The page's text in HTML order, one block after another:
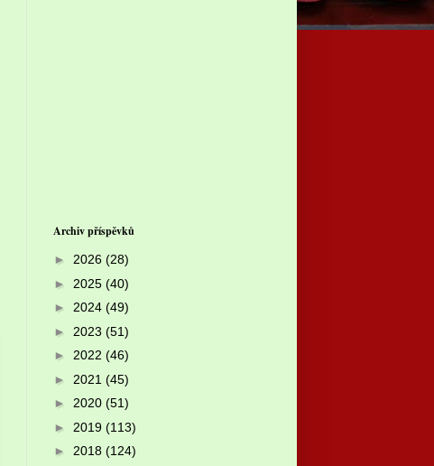
Archiv příspěvků
► 2026 (28)
► 2025 (40)
► 2024 (49)
► 2023 (51)
► 2022 (46)
► 2021 (45)
► 2020 (51)
► 2019 (113)
► 2018 (124)